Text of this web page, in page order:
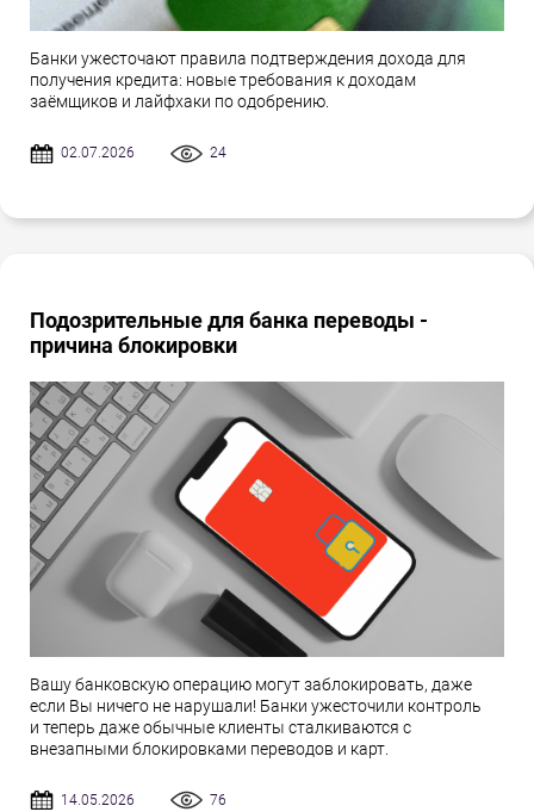
Банки ужесточают правила подтверждения дохода для
получения кредита: новые требования к доходам
заёмщиков и лайфхаки по одобрению.
02.07.2026 24
Подозрительные для банка переводы -
причина блокировки
Вашу банковскую операцию могут заблокировать, даже
если Вы ничего не нарушали! Банки ужесточили контроль
и теперь даже обычные клиенты сталкиваются с
внезапными блокировками переводов и карт.
14.05.2026 76